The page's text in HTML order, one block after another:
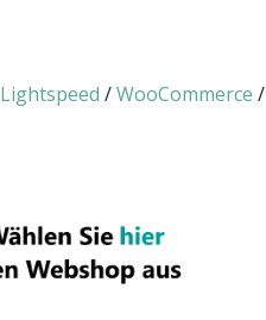
Lightspeed /WooCommerce /